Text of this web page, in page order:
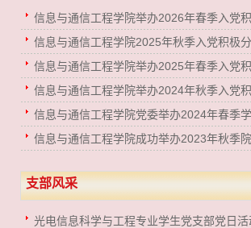
信息与通信工程学院举办2026年春季入党
信息与通信工程学院2025年秋季入党积极
信息与通信工程学院举办2025年春季入党
信息与通信工程学院举办2024年秋季入党
信息与通信工程学院党委举办2024年春季
信息与通信工程学院成功举办2023年秋季
支部风采
光电信息科学与工程专业学生党支部党日活